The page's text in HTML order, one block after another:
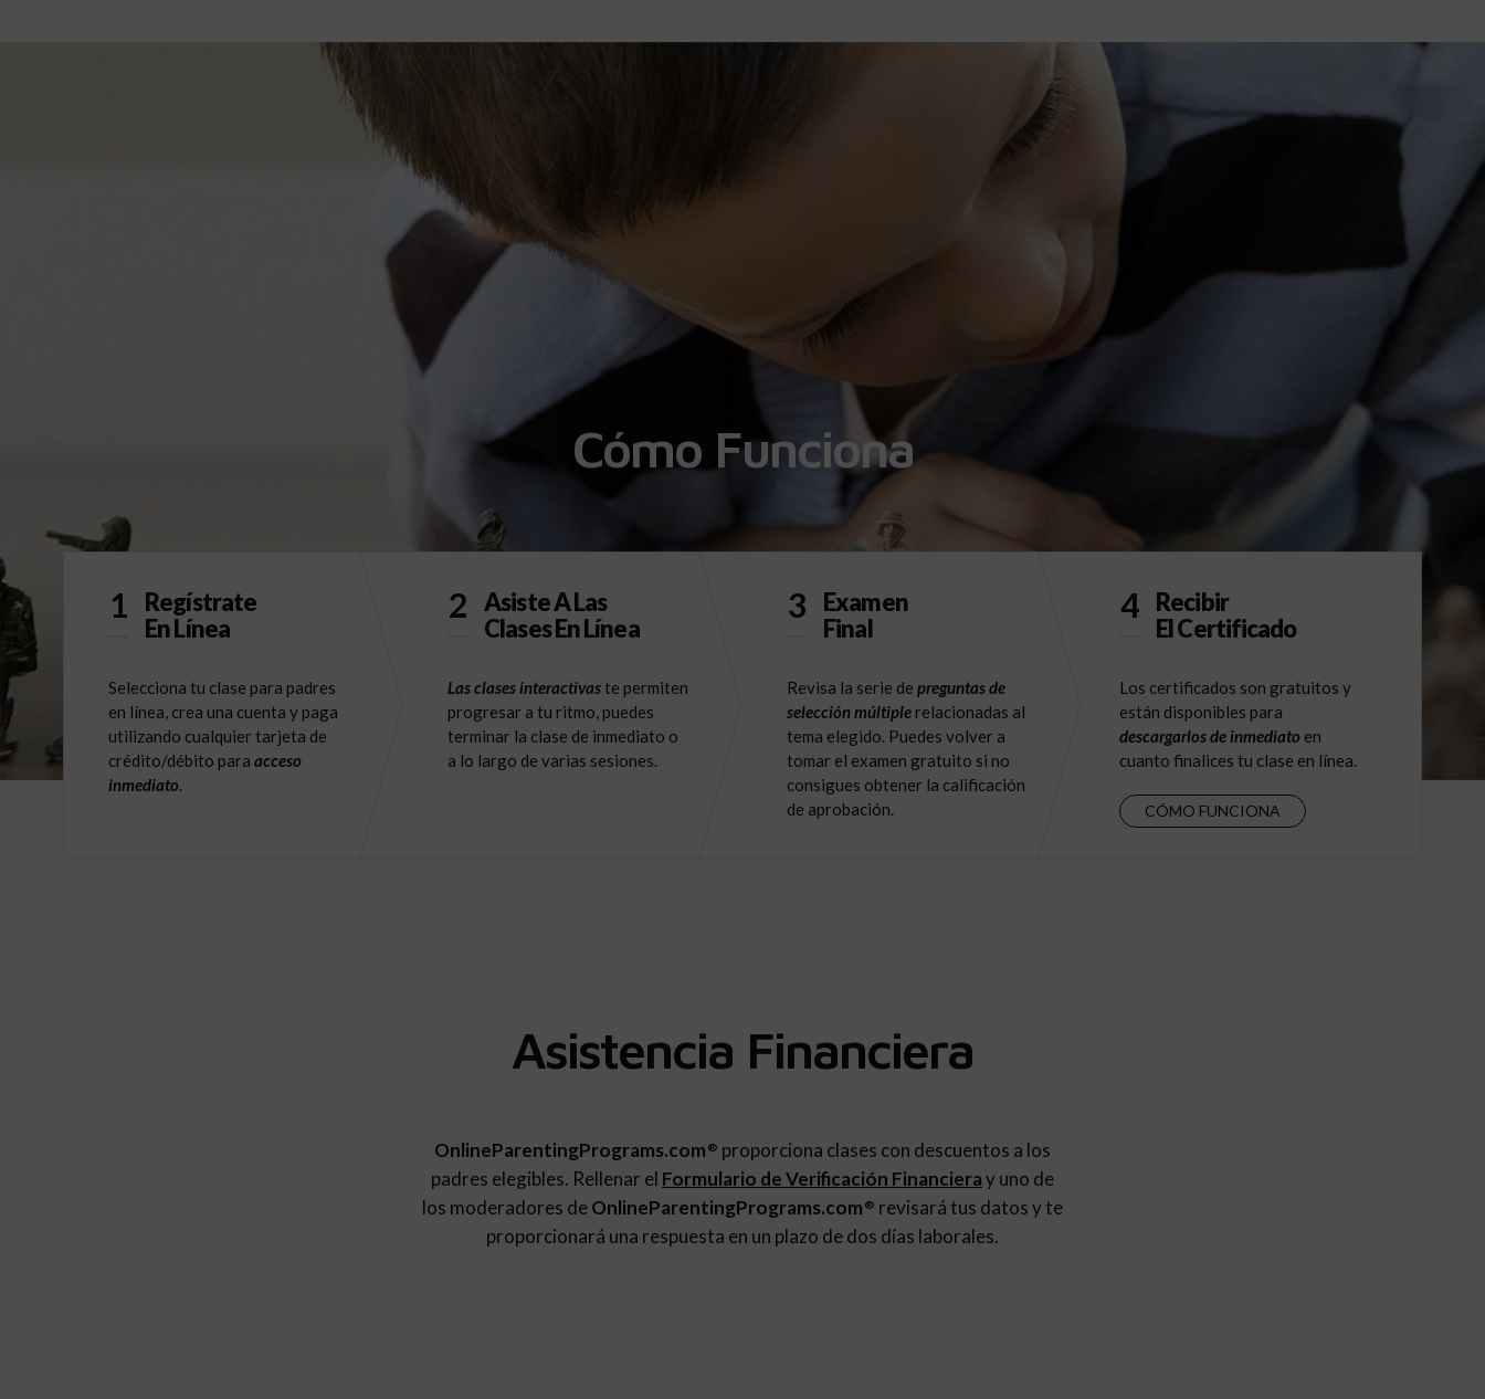
Cómo Funciona
1
Regístrate
En Línea
Selecciona tu clase para padres
en línea, crea una cuenta y paga
utilizando cualquier tarjeta de
crédito/débito para acceso
inmediato.
2 Asiste A Las
Clases En Línea
Las clases interactivaste permiten
progresar a tu ritmo, puedes
terminar la clase de inmediato o
a lo largo de varias sesiones.
3
Examen
Final
Revisa la serie de preguntas de
selección múltiple relacionadas al
tema elegido. Puedes volver a
tomar el examen gratuito si no
consigues obtener la calificación
de aprobación.
4
Recibir
El Certificado
Los certificados son gratuitos y
están disponibles para
descargarlos de inmediato en
cuanto finalices tu clase en línea.
CÓMO FUNCIONA
Asistencia Financiera
OnlineParentingPrograms.com ® proporciona clases con descuentos a los
padres elegibles. Rellenar el Formulario de Verificación Financieray uno de
los moderadores deOnlineParentingPrograms.com ® revisará tus datos y te
proporcionará una respuesta en un plazo de dos días laborales.